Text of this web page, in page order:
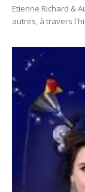
Etienne Richard & Aurelien Berda.
autres, à travers